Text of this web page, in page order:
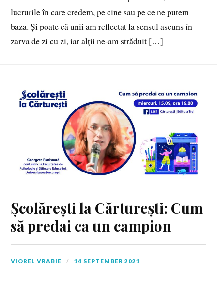
lucrurile în care credem, pe cine sau pe ce ne putem
baza. Și poate că unii am reflectat la sensul ascuns în
zarva de zi cu zi, iar alții ne-am străduit […]
Școlărești la Cărturești: Cum
să predai ca un campion
VIOREL VRABIE 14 SEPTEMBER 2021